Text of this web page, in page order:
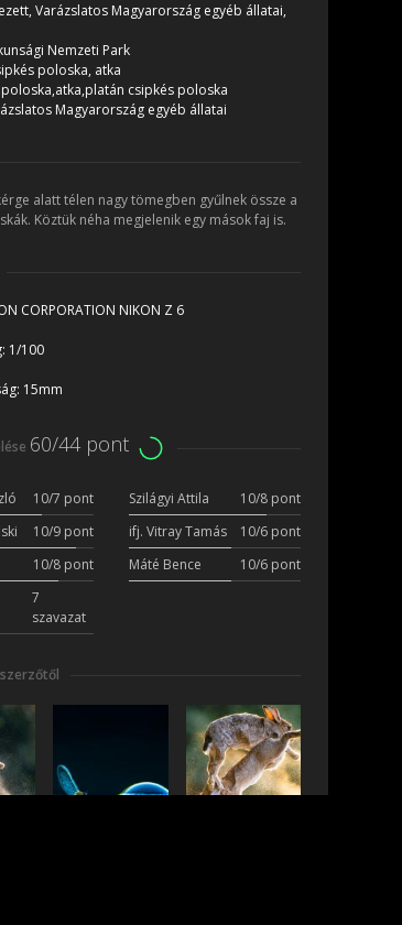
Varázslatos Magyarország egyéb állatai,
Nemzeti Park
poloska, atka
poloska,atka,platán csipkés poloska
Magyarország egyéb állatai
alatt télen nagy tömegben gyűlnek össze a
Köztük néha megjelenik egy mások faj is.
CORPORATION NIKON Z 6
1/100
15mm
60/44 pont
10/7 pont Szilágyi Attila
10/8 pont
10/9 pont ifj. Vitray Tamás
10/6 pont
10/8 pont Máté Bence
10/6 pont
7
szavazat